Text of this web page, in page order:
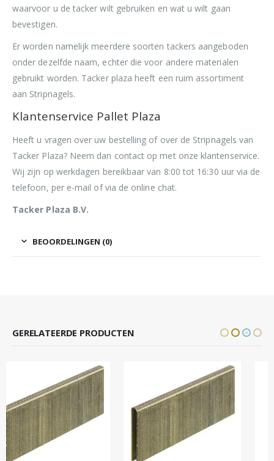
waarvoor u de tacker wilt gebruiken en wat u wilt gaan
bevestigen.
Er worden namelijk meerdere soorten tackers aangeboden
onder dezelfde naam, echter die voor andere materialen
gebruikt worden. Tacker plaza heeft een ruim assortiment
aan Stripnagels.
Klantenservice Pallet Plaza
Heeft u vragen over uw bestelling of over de Stripnagels van
Tacker Plaza? Neem dan contact op met onze klantenservice.
Wij zijn op werkdagen bereikbaar van 8:00 tot 16:30 uur via de
telefoon, per e-mail of via de online chat.
Tacker Plaza B.V.
BEOORDELINGEN (0)
GERELATEERDE PRODUCTEN